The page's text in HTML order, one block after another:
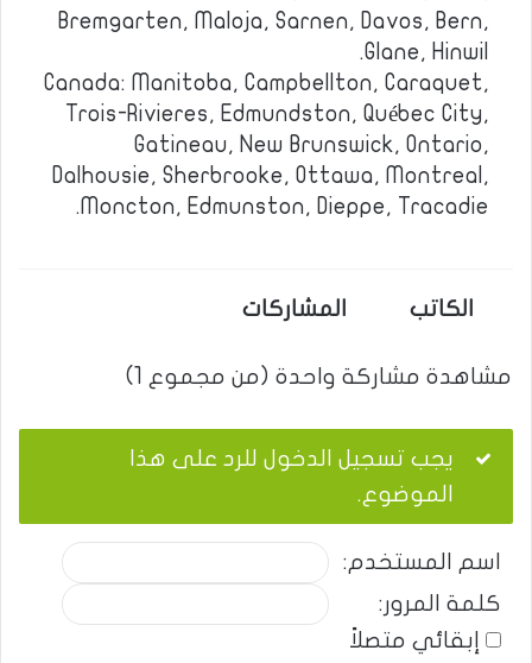
Bremgarten, Maloja, Sarnen, Davos, Bern,
Glane, Hinwil.
Canada: Manitoba, Campbellton, Caraquet,
Trois-Rivieres, Edmundston, Québec City,
Gatineau, New Brunswick, Ontario,
Dalhousie, Sherbrooke, Ottawa, Montreal,
Moncton, Edmunston, Dieppe, Tracadie.
الكاتب المشاركات
مشاهدة مشاركة واحدة (من مجموع 1)
يجب تسجيل الدخول للرد على هذا
الموضوع.
اسم المستخدم:
كلمة المرور:
إبقائي متصلاً